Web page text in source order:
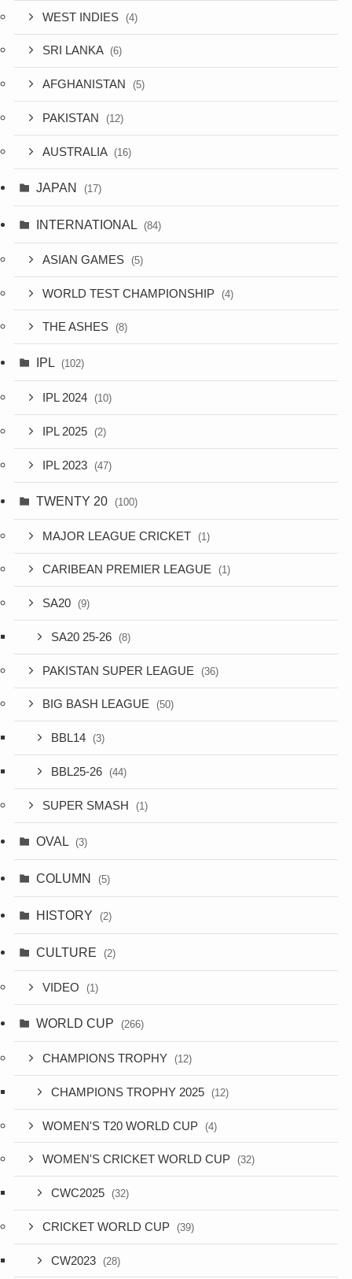
WEST INDIES (4)
SRI LANKA (6)
AFGHANISTAN (5)
PAKISTAN (12)
AUSTRALIA (16)
JAPAN (17)
INTERNATIONAL (84)
ASIAN GAMES (5)
WORLD TEST CHAMPIONSHIP (4)
THE ASHES (8)
IPL (102)
IPL 2024 (10)
IPL 2025 (2)
IPL 2023 (47)
TWENTY 20 (100)
MAJOR LEAGUE CRICKET (1)
CARIBEAN PREMIER LEAGUE (1)
SA20 (9)
SA20 25-26 (8)
PAKISTAN SUPER LEAGUE (36)
BIG BASH LEAGUE (50)
BBL14 (3)
BBL25-26 (44)
SUPER SMASH (1)
OVAL (3)
COLUMN (5)
HISTORY (2)
CULTURE (2)
VIDEO (1)
WORLD CUP (266)
CHAMPIONS TROPHY (12)
CHAMPIONS TROPHY 2025 (12)
WOMEN'S T20 WORLD CUP (4)
WOMEN'S CRICKET WORLD CUP (32)
CWC2025 (32)
CRICKET WORLD CUP (39)
CW2023 (28)